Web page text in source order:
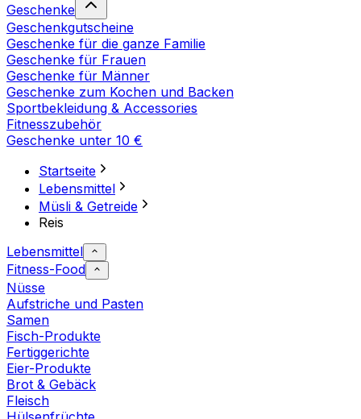
Geschenke
Geschenkgutscheine
Geschenke für die ganze Familie
Geschenke für Frauen
Geschenke für Männer
Geschenke zum Kochen und Backen
Sportbekleidung & Accessories
Fitnesszubehör
Geschenke unter 10 €
Startseite
Lebensmittel
Müsli & Getreide
Reis
Lebensmittel
Fitness-Food
Nüsse
Aufstriche und Pasten
Samen
Fisch-Produkte
Fertiggerichte
Eier-Produkte
Brot & Gebäck
Fleisch